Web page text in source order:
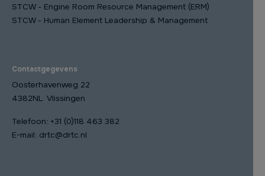
STCW - Engine Room Resource Management (ERM)
STCW - Human Element Leadership & Management
Contactgegevens
Oosterhavenweg 22
4382NL Vlissingen
Telefoon: +31 (0)118 463 382
E-mail: drtc@drtc.nl